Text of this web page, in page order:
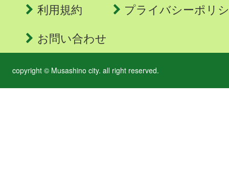
利用規約
プライバシーポリ
お問い合わせ
copyright © Musashino city. all right reserved.